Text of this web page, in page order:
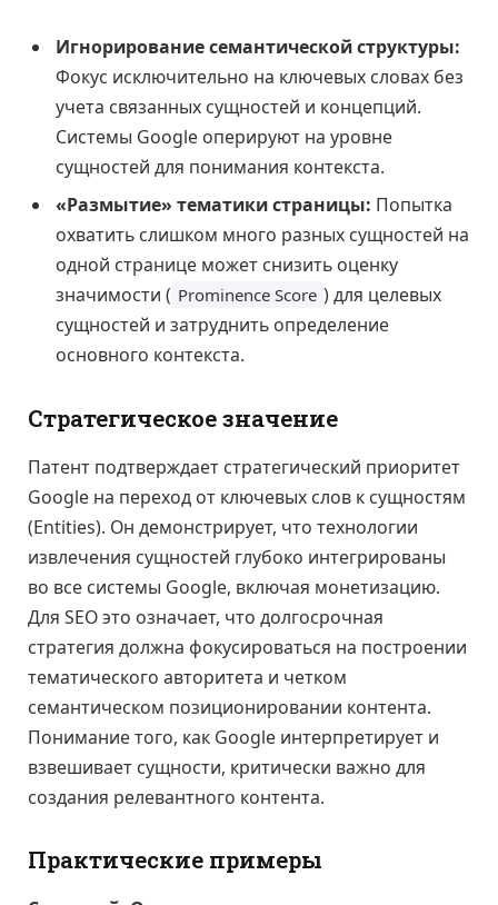
Игнорирование семантической структуры:
Фокус исключительно на ключевых словах без
учета связанных сущностей и концепций.
Системы Google оперируют на уровне
сущностей для понимания контекста.
«Размытие» тематики страницы: Попытка
охватить слишком много разных сущностей на
одной странице может снизить оценку
значимости ( Prominence Score ) для целевых
сущностей и затруднить определение
основного контекста.
Стратегическое значение
Патент подтверждает стратегический приоритет
Google на переход от ключевых слов к сущностям
(Entities). Он демонстрирует, что технологии
извлечения сущностей глубоко интегрированы
во все системы Google, включая монетизацию.
Для SEO это означает, что долгосрочная
стратегия должна фокусироваться на построении
тематического авторитета и четком
семантическом позиционировании контента.
Понимание того, как Google интерпретирует и
взвешивает сущности, критически важно для
создания релевантного контента.
Практические примеры